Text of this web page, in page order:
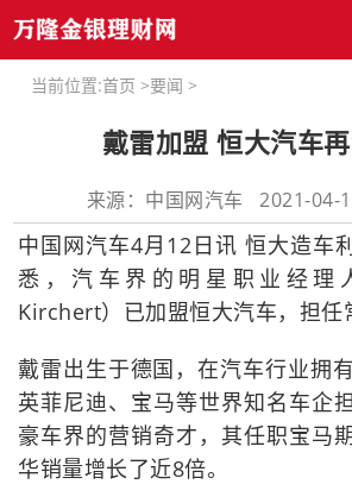
当前位置:首页 >要闻 >
戴雷加盟 恒大汽车
来源：中国网汽车 2021-04-
中国网汽车4月12日讯 恒大造车
悉，汽车界的明星职业经理
Kirchert）已加盟恒大汽车，担任
戴雷出生于德国，在汽车行业拥
英菲尼迪、宝马等世界知名车企
豪车界的营销奇才，其任职宝马
华销量增长了近8倍。